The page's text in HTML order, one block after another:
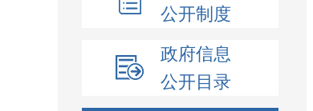
公开制度
政府信息
公开目录